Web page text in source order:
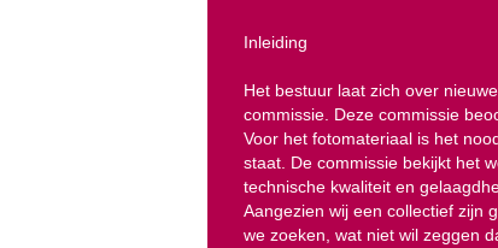
Inleiding
Het bestuur laat zich over
commissie. Deze commissie
Voor het fotomateriaal is het
staat. De commissie bekijkt het
technische kwaliteit en
Aangezien wij een collectief zijn
we zoeken, wat niet wil zeggen